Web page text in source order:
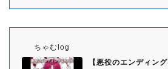
ちゃむlog
【悪役のエンディン